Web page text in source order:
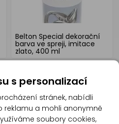
Belton Special dekorační
barva ve spreji, imitace
zlato, 400 ml
s personalizací
stránek, nabídli
reklamu a mohli anonymně
soubory cookies,